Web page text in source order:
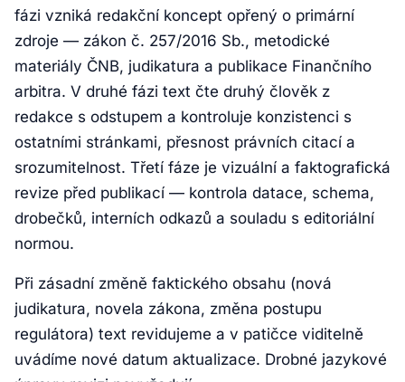
fázi vzniká redakční koncept opřený o primární
zdroje — zákon č. 257/2016 Sb., metodické
materiály ČNB, judikatura a publikace Finančního
arbitra. V druhé fázi text čte druhý člověk z
redakce s odstupem a kontroluje konzistenci s
ostatními stránkami, přesnost právních citací a
srozumitelnost. Třetí fáze je vizuální a faktografická
revize před publikací — kontrola datace, schema,
drobečků, interních odkazů a souladu s editoriální
normou.
Při zásadní změně faktického obsahu (nová
judikatura, novela zákona, změna postupu
regulátora) text revidujeme a v patičce viditelně
uvádíme nové datum aktualizace. Drobné jazykové